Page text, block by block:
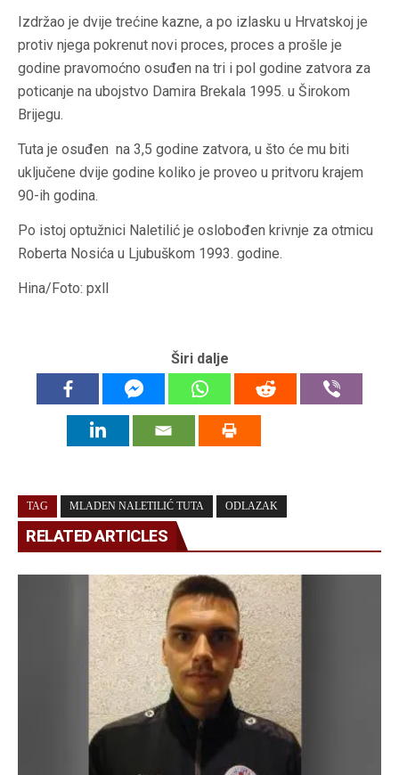
Izdržao je dvije trećine kazne, a po izlasku u Hrvatskoj je
protiv njega pokrenut novi proces, proces a prošle je
godine pravomoćno osuđen na tri i pol godine zatvora za
poticanje na ubojstvo Damira Brekala 1995. u Širokom
Brijegu.
Tuta je osuđen na 3,5 godine zatvora, u što će mu biti
uključene dvije godine koliko je proveo u pritvoru krajem
90-ih godina.
Po istoj optužnici Naletilić je oslobođen krivnje za otmicu
Roberta Nosića u Ljubuškom 1993. godine.
Hina/Foto: pxll
Širi dalje
TAG MLADEN NALETILIĆ TUTA ODLAZAK
RELATED ARTICLES